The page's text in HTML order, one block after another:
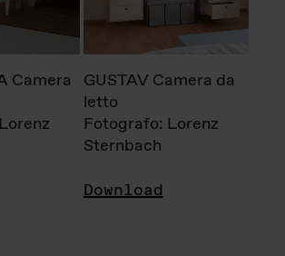
Camera
GUSTAV Camera da
letto
Fotografo: Lorenz
Sternbach
Download